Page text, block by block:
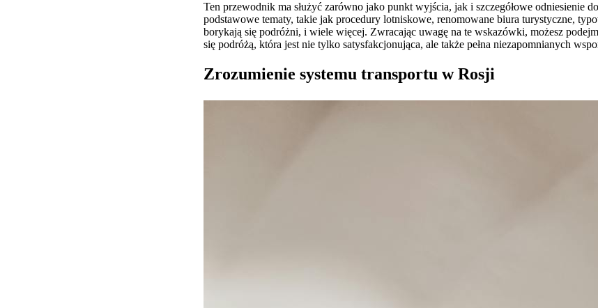
Ten przewodnik ma służyć zarówno jako punkt wyjścia, jak i szczegółowe odniesienie
podstawowe tematy, takie jak procedury lotniskowe, renomowane biura turystyczne,
borykają się podróżni, i wiele więcej. Zwracając uwagę na te wskazówki, możesz
się podróżą, która jest nie tylko satysfakcjonująca, ale także pełna niezapomnianych
Zrozumienie systemu transportu w Rosji